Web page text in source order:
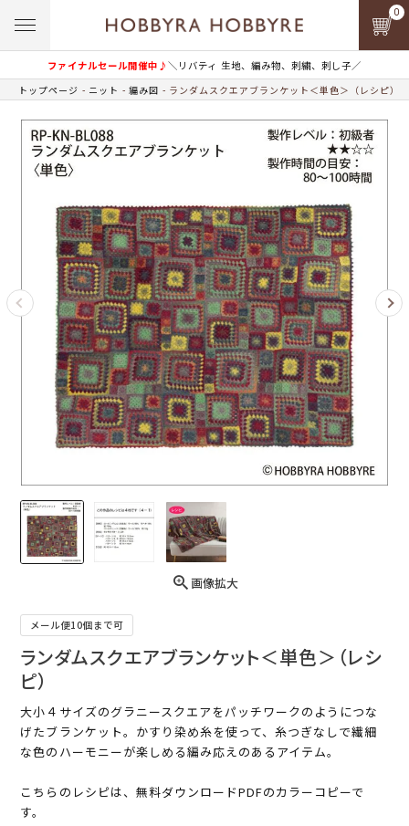
ファイナルセール開催中♪＼リバティ 生地、編み物、刺繍、刺し子／
0
トップページ ニット 編み図 ランダムスクエアブランケット＜単色＞（レシピ）
画像拡大
メール便10個まで可
ランダムスクエアブランケット＜単色＞（レシ
ピ）
大小４サイズのグラニースクエアをパッチワークのようにつな
げたブランケット。かすり染め糸を使って、糸つぎなしで繊細
な色のハーモニーが楽しめる編み応えのあるアイテム。
こちらのレシピは、無料ダウンロードPDFのカラーコピーで
す。